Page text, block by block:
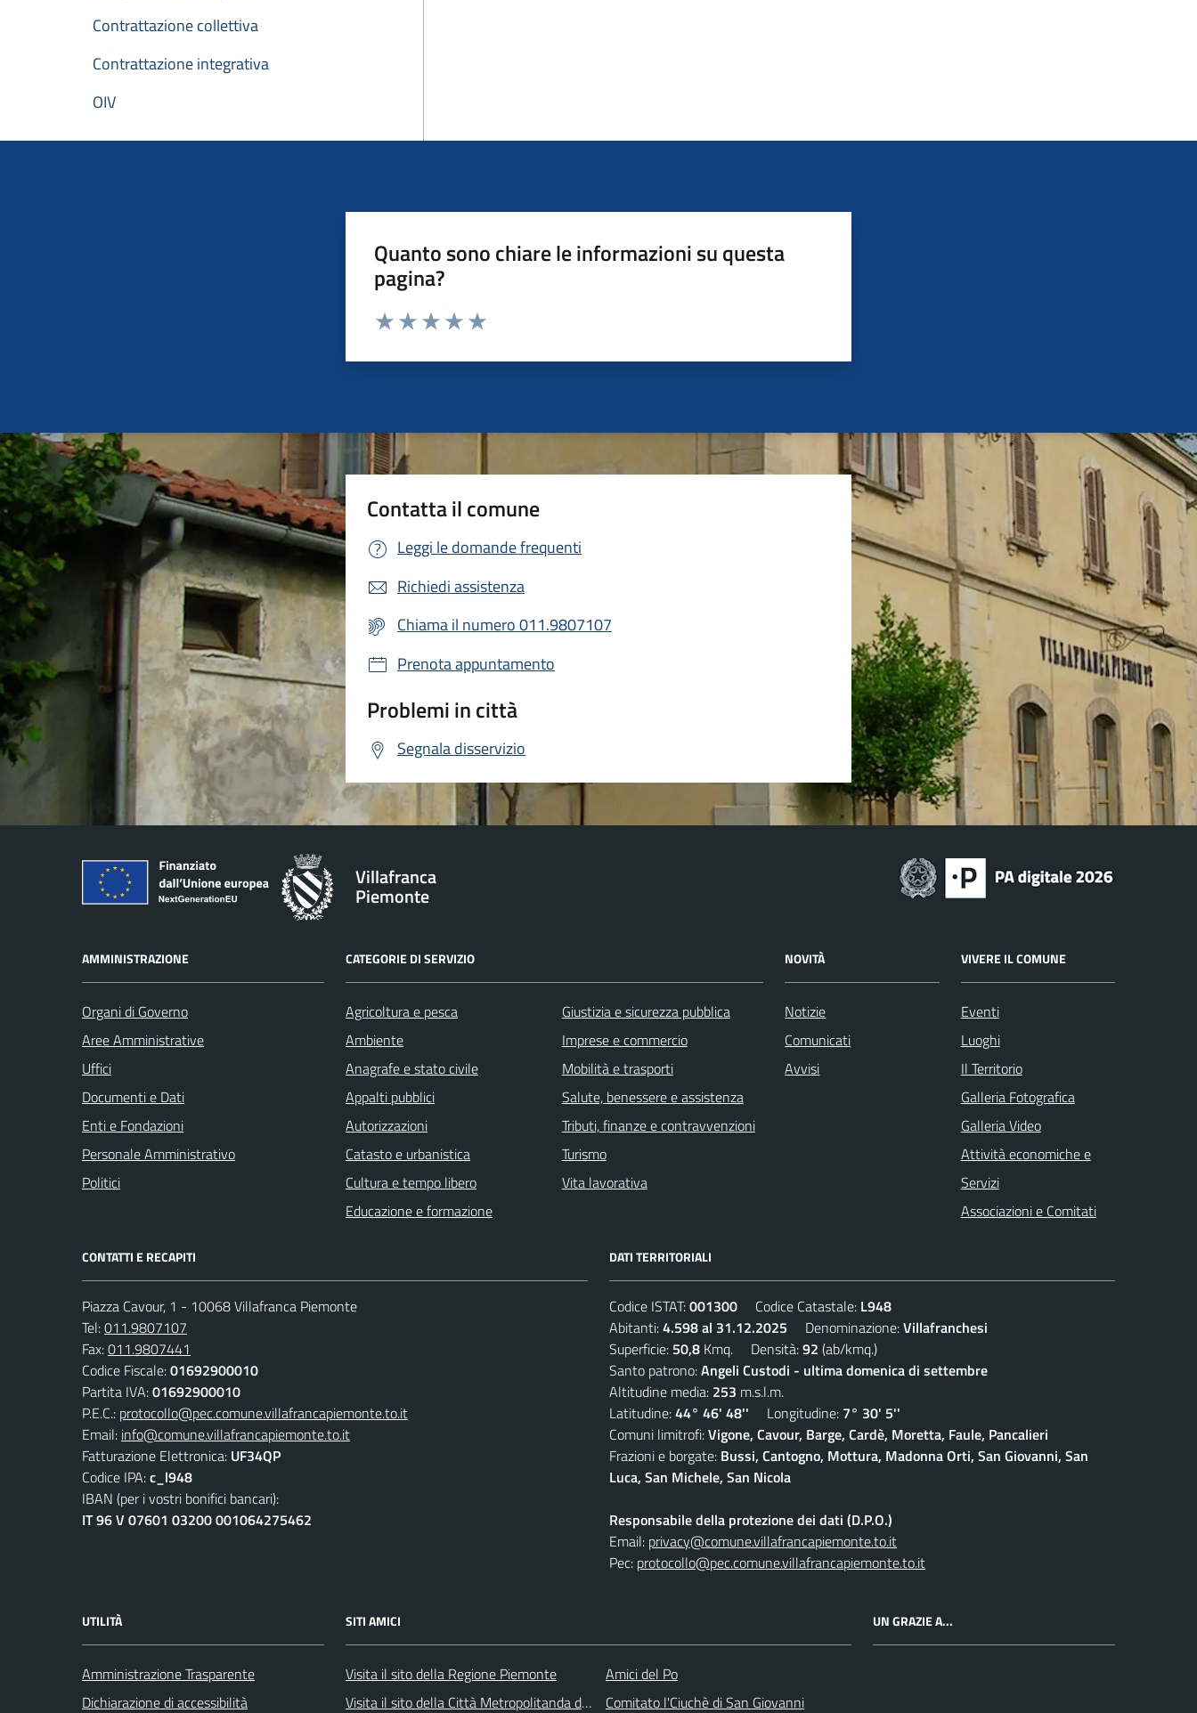
Contrattazione collettiva
Contrattazione integrativa
OIV
Quanto sono chiare le informazioni su questa
pagina?
Valuta da 1 a 5 stelle la pagina
Contatta il comune
Leggi le domande frequenti
Richiedi assistenza
Chiama il numero 011.9807107
Prenota appuntamento
Problemi in città
Segnala disservizio
Villafranca
Piemonte
AMMINISTRAZIONE
Organi di Governo
Aree Amministrative
Uffici
Documenti e Dati
Enti e Fondazioni
Personale Amministrativo
Politici
CATEGORIE DI SERVIZIO
Agricoltura e pesca
Ambiente
Anagrafe e stato civile
Appalti pubblici
Autorizzazioni
Catasto e urbanistica
Cultura e tempo libero
Educazione e formazione
Giustizia e sicurezza pubblica
Imprese e commercio
Mobilità e trasporti
Salute, benessere e assistenza
Tributi, finanze e contravvenzioni
Turismo
Vita lavorativa
NOVITÀ
Notizie
Comunicati
Avvisi
VIVERE IL COMUNE
Eventi
Luoghi
Il Territorio
Galleria Fotografica
Galleria Video
Attività economiche e
Servizi
Associazioni e Comitati
CONTATTI E RECAPITI
Piazza Cavour, 1 - 10068 Villafranca Piemonte
Tel:011.9807107
Fax:011.9807441
Codice Fiscale:01692900010
Partita IVA:01692900010
P.E.C.: protocollo@pec.comune.villafrancapiemonte.to.it
Email: info@comune.villafrancapiemonte.to.it
Fatturazione Elettronica: UF34QP
Codice IPA:c_l948
IBAN (per i vostri bonifici bancari):
IT 96 V 07601 03200 001064275462
DATI TERRITORIALI
Codice ISTAT:001300 Codice Catastale: L948
Abitanti:4.598 al 31.12.2025 Denominazione:Villafranchesi
Superficie: 50,8 Kmq. Densità:92 (ab/kmq.)
Santo patrono:Angeli Custodi - ultima domenica di settembre
Altitudine media: 253 m.s.l.m.
Latitudine:44° 46' 48'' Longitudine: 7° 30' 5''
Comuni limitrofi:Vigone, Cavour, Barge, Cardè, Moretta, Faule, Pancalieri
Frazioni e borgate: Bussi, Cantogno, Mottura, Madonna Orti, San Giovanni, San
Luca, San Michele, San Nicola
Responsabile della protezione dei dati (D.P.O.)
Email: privacy@comune.villafrancapiemonte.to.it
Pec: protocollo@pec.comune.villafrancapiemonte.to.it
UTILITÀ
Amministrazione Trasparente
Dichiarazione di accessibilità
SITI AMICI
Visita il sito della Regione Piemonte
Visita il sito della Città Metropolitanda di Torino
Amici del Po
Comitato l'Ciuchè di San Giovanni
UN GRAZIE A...